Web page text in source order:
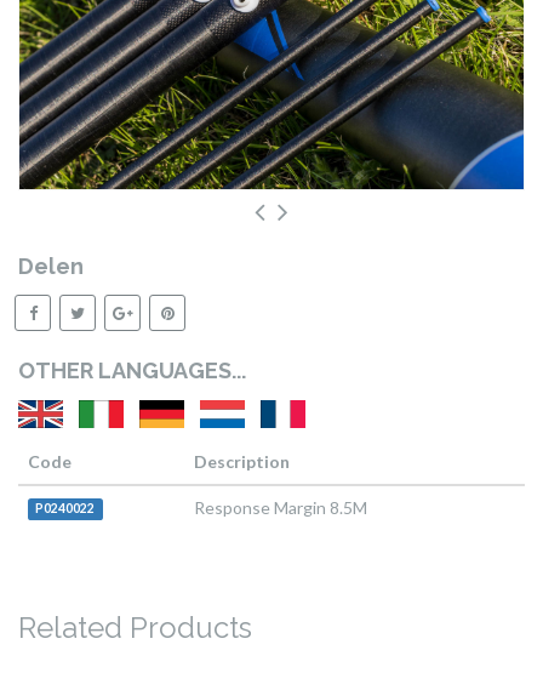
Delen
OTHER LANGUAGES...
Code Description
P0240022 Response Margin 8.5M
Related Products